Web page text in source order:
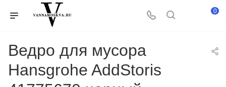
0
Ведро для мусора
Hansgrohe AddStoris